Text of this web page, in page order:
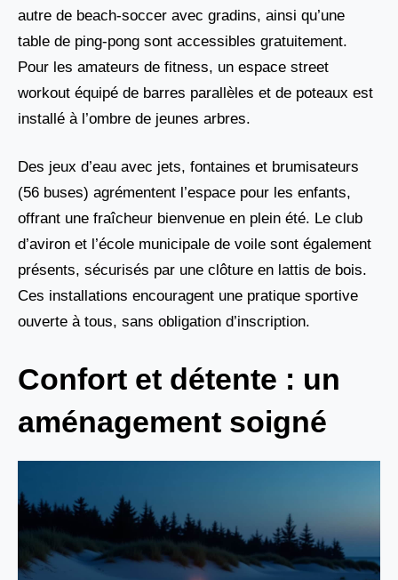
autre de beach-soccer avec gradins, ainsi qu’une
table de ping-pong sont accessibles gratuitement.
Pour les amateurs de fitness, un espace street
workout équipé de barres parallèles et de poteaux est
installé à l’ombre de jeunes arbres.
Des jeux d’eau avec jets, fontaines et brumisateurs
(56 buses) agrémentent l’espace pour les enfants,
offrant une fraîcheur bienvenue en plein été. Le club
d’aviron et l’école municipale de voile sont également
présents, sécurisés par une clôture en lattis de bois.
Ces installations encouragent une pratique sportive
ouverte à tous, sans obligation d’inscription.
Confort et détente : un
aménagement soigné